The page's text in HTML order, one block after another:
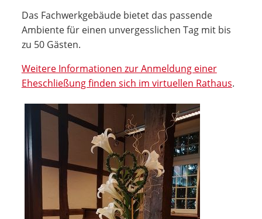
Das Fachwerkgebäude bietet das passende
Ambiente für einen unvergesslichen Tag mit bis
zu 50 Gästen.
Weitere Informationen zur Anmeldung einer
Eheschließung finden sich im virtuellen Rathaus.